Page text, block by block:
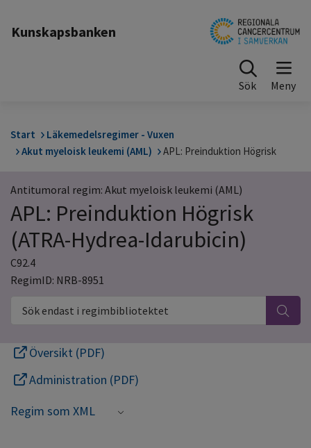
Kunskapsbanken
Sök
Start
Läkemedelsregimer - Vuxen
Akut myeloisk leukemi (AML)
APL: Preinduktion Högrisk
Antitumoral regim: Akut myeloisk leukemi (AML)
APL: Preinduktion Högrisk
(ATRA-Hydrea-Idarubicin)
C92.4
RegimID: NRB-8951
Sök endast i regimbibliotektet
Översikt (PDF)
Administration (PDF)
Regim som XML